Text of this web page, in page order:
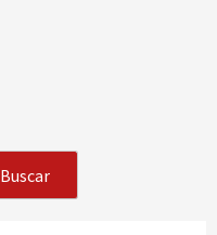
Buscar